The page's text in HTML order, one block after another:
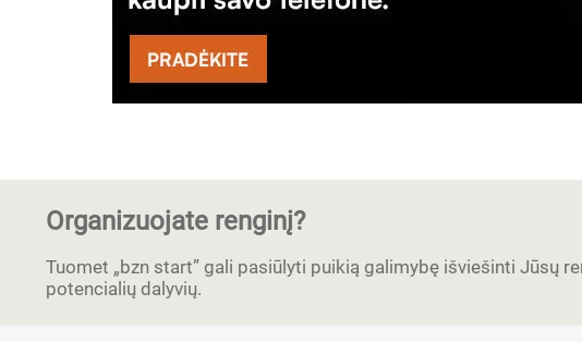
Organizuojate renginį?
Tuomet „bzn start” gali pasiūlyti puikią galimybę išviešinti Jūsų
potencialių dalyvių.